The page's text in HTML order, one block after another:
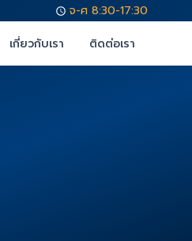
จ-ศ 8:30-17:30
เกี่ยวกับเรา ติดต่อเรา